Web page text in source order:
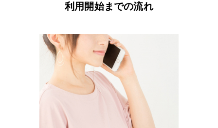
利用開始までの流れ